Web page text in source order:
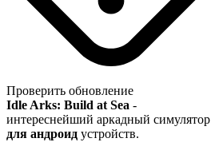
Проверить обновление
Idle Arks: Build at Sea -
интереснейший аркадный симулятор
для андроид устройств.